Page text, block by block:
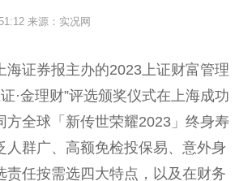
来源：实况网
海证券报主办的2023上证财富管理
·金理财”评选颁奖仪式在上海成功
方全球「新传世荣耀2023」终身寿
人群广、高额免检投保易、意外身
责任按需选四大特点，以及在财务